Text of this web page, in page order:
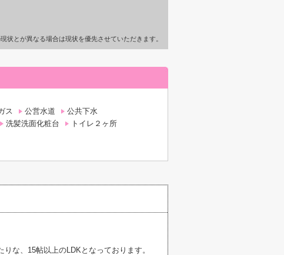
状とが異なる場合は現状を優先させていただきます。
ス 公営水道
公共下水
洗髪洗面化粧台
トイレ２ヶ所
な、15帖以上のLDKとなっております。